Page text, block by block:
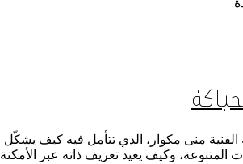
الفنية منى مكوار، الذي تتأمل فيه كيف يشكّل
المتنوعة، وكيف يعيد تعريف ذاته عبر الأمكنة